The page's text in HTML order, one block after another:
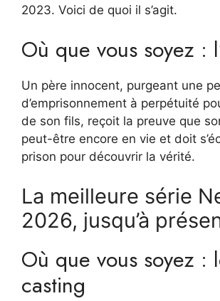
2023. Voici de quoi il s’agit.
Où que vous soyez :
Un père innocent, purgeant une
d’emprisonnement à perpétuité
de son fils, reçoit la preuve que
peut-être encore en vie et doit
prison pour découvrir la vérité.
La meilleure série
2026, jusqu’à
Où que vous soyez :
casting